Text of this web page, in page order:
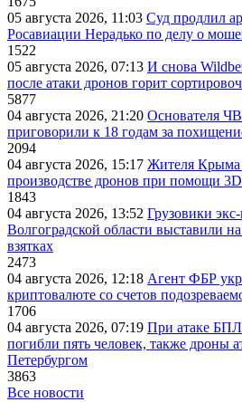
05 августа 2026, 11:03 Суд продлил
Росавиации Нерадько по делу о
1522
05 августа 2026, 07:13 И снова
после атаки дронов горит
5877
04 августа 2026, 21:20 Основателя
приговорили к 18 годам за
2094
04 августа 2026, 15:17 Жителя Крыма
производстве дронов при помощи
1843
04 августа 2026, 13:52 Грузовики
Волгоградской области выставили
взятках
2473
04 августа 2026, 12:18 Агент ФБР
криптовалюте со счетов
1706
04 августа 2026, 07:19 При атаке
погибли пять человек, также дроны
Петербургом
3863
Все новости